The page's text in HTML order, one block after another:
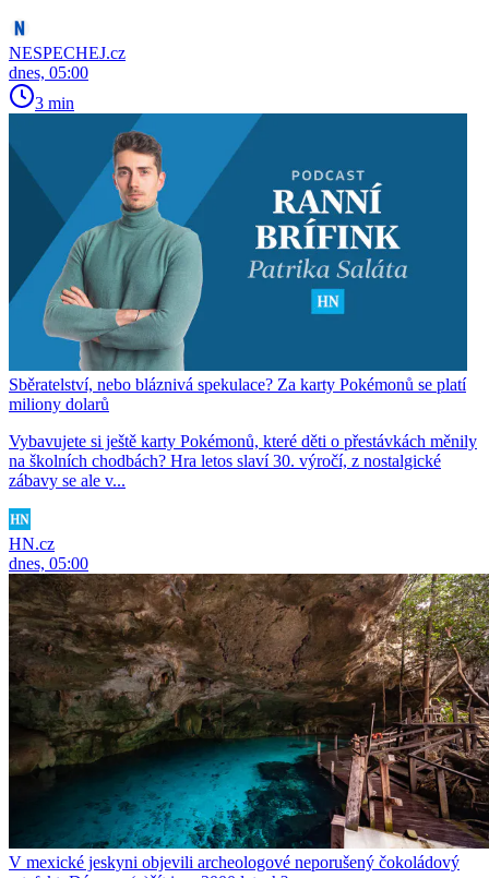
NESPECHEJ.cz
dnes, 05:00
3 min
Sběratelství, nebo bláznivá spekulace? Za karty Pokémonů se platí
miliony dolarů
Vybavujete si ještě karty Pokémonů, které děti o přestávkách měnily
na školních chodbách? Hra letos slaví 30. výročí, z nostalgické
zábavy se ale v...
HN.cz
dnes, 05:00
V mexické jeskyni objevili archeologové neporušený čokoládový